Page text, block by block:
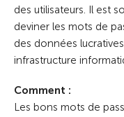
des utilisateurs. Il est
deviner les mots de
des données
infrastructure
Comment :
Les bons mots de